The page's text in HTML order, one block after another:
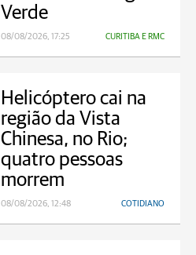
Verde
08/08/2026, 17:25 CURITIBA E RMC
Helicóptero cai na
região da Vista
Chinesa, no Rio;
quatro pessoas
morrem
08/08/2026, 12:48 COTIDIANO